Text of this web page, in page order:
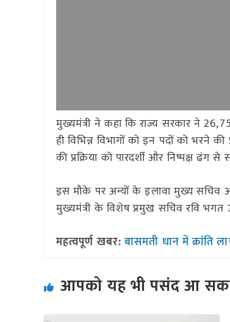
मुख्यमंत्री ने कहा कि राज्य सरकार ने
ही विभिन्न विभागों को इन पदों को
की प्रक्रिया को पारदर्शी और निष्पक्ष
इस मौके पर अन्यों के इलावा मुख्य सचिव
मुख्यमंत्री के विशेष प्रमुख सचिव रवि भगत
महत्वपूर्ण खबर:बासमती धान में क्रांति
आपको यह भी पसंद आ